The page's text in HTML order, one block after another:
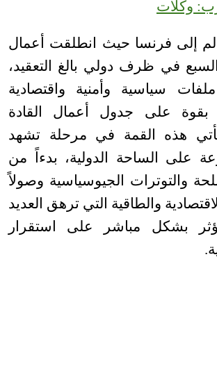
وكلات
إلى فرنسا حيث انطلقت أعمال
في ظرف دولي بالغ التعقيد،
سياسية وأمنية واقتصادية
على جدول أعمال القادة
هذه القمة في مرحلة تشهد
على الساحة الدولية، بدءاً من
والتوترات الجيوسياسية وصولاً
والطاقية التي ترهق العديد
بشكل مباشر على استقرار
.